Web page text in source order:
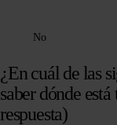
No
¿En cuál de las
saber dónde
respuesta)